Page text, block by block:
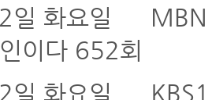
일 화요일
이다 652회
일 화요일
KBS1